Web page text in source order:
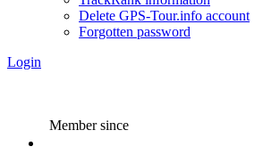
Delete GPS-Tour.info account
Forgotten password
Login
Member since